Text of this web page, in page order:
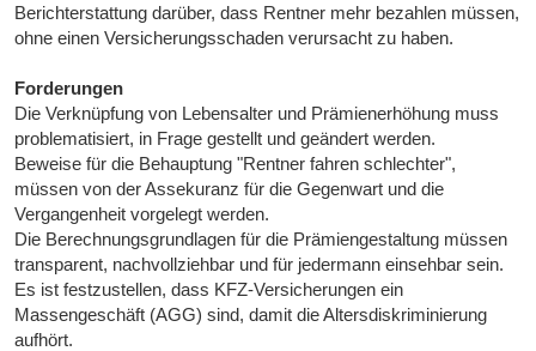
Berichterstattung darüber, dass Rentner mehr bezahlen müssen,
ohne einen Versicherungsschaden verursacht zu haben.
Forderungen
Die Verknüpfung von Lebensalter und Prämienerhöhung muss
problematisiert, in Frage gestellt und geändert werden.
Beweise für die Behauptung "Rentner fahren schlechter",
müssen von der Assekuranz für die Gegenwart und die
Vergangenheit vorgelegt werden.
Die Berechnungsgrundlagen für die Prämiengestaltung müssen
transparent, nachvollziehbar und für jedermann einsehbar sein.
Es ist festzustellen, dass KFZ-Versicherungen ein
Massengeschäft (AGG) sind, damit die Altersdiskriminierung
aufhört.